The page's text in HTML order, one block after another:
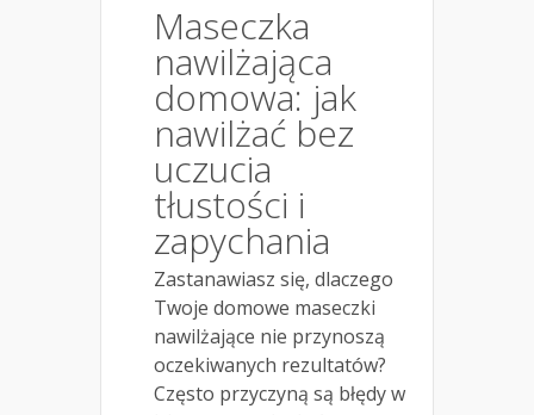
Maseczka
nawilżająca
domowa: jak
nawilżać bez
uczucia
tłustości i
zapychania
Zastanawiasz się, dlaczego
Twoje domowe maseczki
nawilżające nie przynoszą
oczekiwanych rezultatów?
Często przyczyną są błędy w